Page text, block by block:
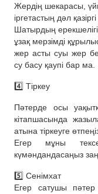
Жердің шекарасы,
іргетастың дәл
Шатырдың
ұзақ мерзімді
жер асты суы жер
су басу қаупі бар ма.
4️⃣ Тіркеу
Пәтерде осы
кітапшасында
атына тіркеуге
Егер мұны
күмәндандасаңыз
5️⃣ Сенімхат
Егер сатушы пәтер